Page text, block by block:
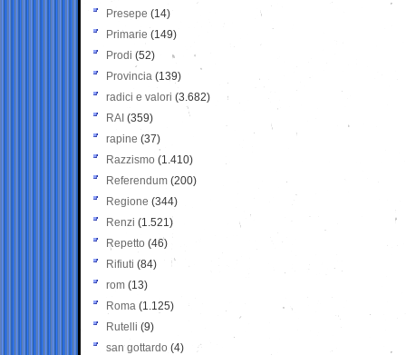
Presepe (14)
Primarie (149)
Prodi (52)
Provincia (139)
radici e valori (3.682)
RAI (359)
rapine (37)
Razzismo (1.410)
Referendum (200)
Regione (344)
Renzi (1.521)
Repetto (46)
Rifiuti (84)
rom (13)
Roma (1.125)
Rutelli (9)
san gottardo (4)